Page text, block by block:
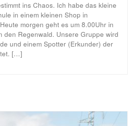
ins Chaos. Ich habe das kleine
in einem kleinen Shop in
morgen geht es um 8.00Uhr in
den Regenwald. Unsere Gruppe wird
und einem Spotter (Erkunder) der
[…]